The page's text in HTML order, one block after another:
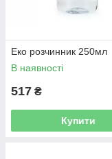
Еко розчинник 250мл
В наявності
517 ₴
Купити